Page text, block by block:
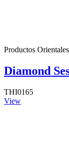
Productos Orientales
Diamond
THI0165
View